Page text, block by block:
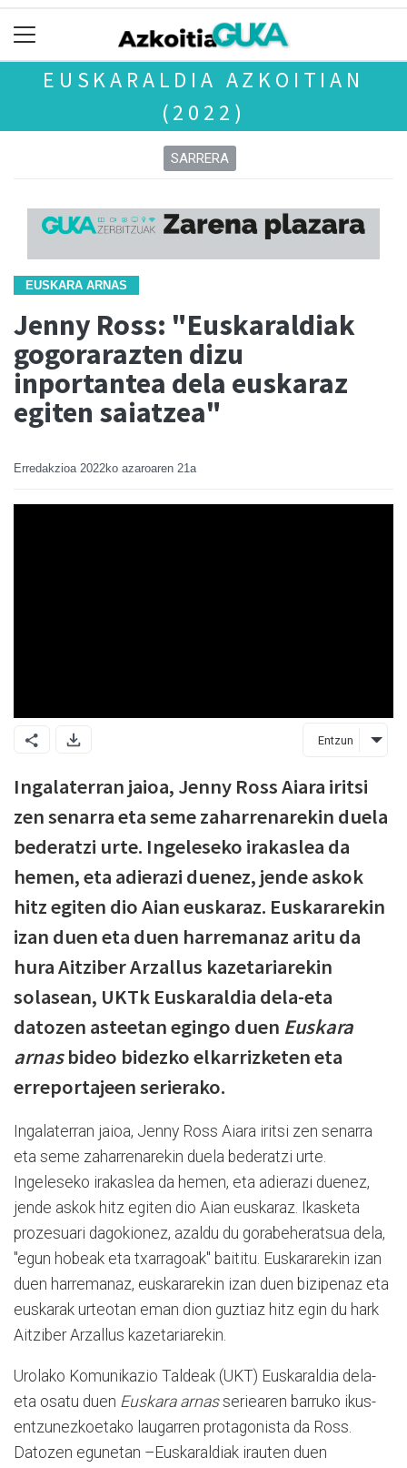
EUSKARALDIA AZKOITIAN
(2022)
SARRERA
EUSKARA ARNAS
Jenny Ross: "Euskaraldiak
gogorarazten dizu
inportantea dela euskaraz
egiten saiatzea"
Erredakzioa 2022ko azaroaren 21a
Entzun
Ingalaterran jaioa, Jenny Ross Aiara iritsi
zen senarra eta seme zaharrenarekin duela
bederatzi urte. Ingeleseko irakaslea da
hemen, eta adierazi duenez, jende askok
hitz egiten dio Aian euskaraz. Euskararekin
izan duen eta duen harremanaz aritu da
hura Aitziber Arzallus kazetariarekin
solasean, UKTk Euskaraldia dela-eta
datozen asteetan egingo duen Euskara
arnasbideo bidezko elkarrizketen eta
erreportajeen serierako.
Ingalaterran jaioa, Jenny Ross Aiara iritsi zen senarra
eta seme zaharrenarekin duela bederatzi urte.
Ingeleseko irakaslea da hemen, eta adierazi duenez,
jende askok hitz egiten dio Aian euskaraz. Ikasketa
prozesuari dagokionez, azaldu du gorabeheratsua dela,
"egun hobeak eta txarragoak" baititu. Euskararekin izan
duen harremanaz, euskararekin izan duen bizipenaz eta
euskarak urteotan eman dion guztiaz hitz egin du hark
Aitziber Arzallus kazetariarekin.
Urolako Komunikazio Taldeak (UKT) Euskaraldia dela-
eta osatu duen Euskara arnasseriearen barruko ikus-
entzunezkoetako laugarren protagonista da Ross.
Datozen egunetan –Euskaraldiak irauten duen